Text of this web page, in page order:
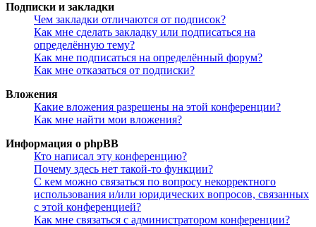
Подписки и закладки
Чем закладки отличаются от подписок?
Как мне сделать закладку или подписаться на
определённую тему?
Как мне подписаться на определённый форум?
Как мне отказаться от подписки?
Вложения
Какие вложения разрешены на этой конференции?
Как мне найти мои вложения?
Информация о phpBB
Кто написал эту конференцию?
Почему здесь нет такой-то функции?
С кем можно связаться по вопросу некорректного
использования и/или юридических вопросов, связанных
с этой конференцией?
Как мне связаться с администратором конференции?